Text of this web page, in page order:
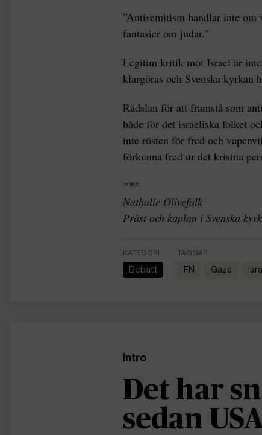
”Antisemitism handlar inte
fantasier om judar.”
Legitim kritik mot Israel är inte
klargöras och Svenska kyrkan
Rädslan för att framstå som
både för det israeliska folket
inte rösten för fred och
förkunna fred ur det kristna
***
Nathalie Olivefalk
Präst och kaplan i Svenska
KATEGORI
Debatt
TAGGAR
FN Gaza
Intro
Det har
sedan